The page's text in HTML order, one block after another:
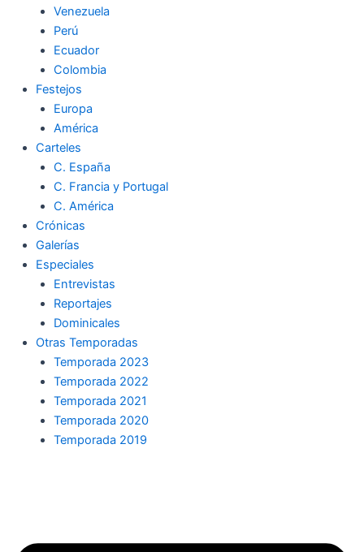
k
Venezuela
Perú
Ecuador
Colombia
Festejos
Europa
América
Carteles
C. España
C. Francia y Portugal
C. América
Crónicas
Galerías
Especiales
Entrevistas
Reportajes
Dominicales
Otras Temporadas
Temporada 2023
Temporada 2022
Temporada 2021
Temporada 2020
Temporada 2019